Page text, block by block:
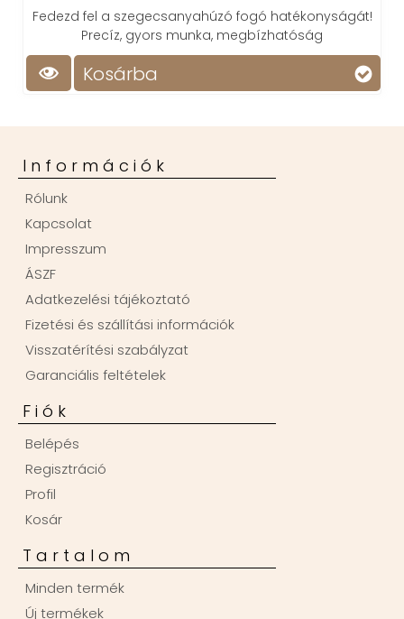
Fedezd fel a szegecsanyahúzó fogó hatékonyságát!
Precíz, gyors munka, megbízhatóság
Kosárba
Információk
Rólunk
Kapcsolat
Impresszum
ÁSZF
Adatkezelési tájékoztató
Fizetési és szállítási információk
Visszatérítési szabályzat
Garanciális feltételek
Fiók
Belépés
Regisztráció
Profil
Kosár
Tartalom
Minden termék
Új termékek